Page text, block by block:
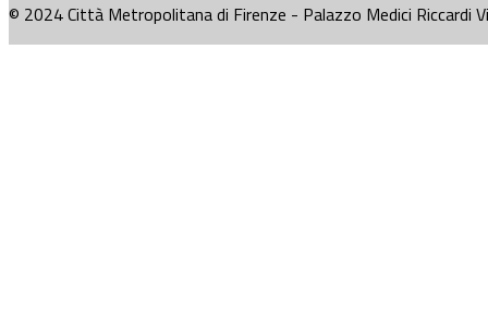
© 2024 Città Metropolitana di Firenze - Palazzo Medici Riccardi